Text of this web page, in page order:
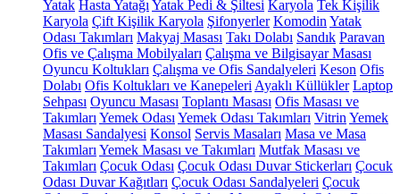
Yatak Hasta Yatağı Yatak Pedi & Şiltesi Karyola Tek Kişilik
Karyola Çift Kişilik Karyola Şifonyerler Komodin Yatak
Odası Takımları Makyaj Masası Takı Dolabı Sandık Paravan
Ofis ve Çalışma Mobilyaları Çalışma ve Bilgisayar Masası
Oyuncu Koltukları Çalışma ve Ofis Sandalyeleri Keson Ofis
Dolabı Ofis Koltukları ve Kanepeleri Ayaklı Küllükler Laptop
Sehpası Oyuncu Masası Toplantı Masası Ofis Masası ve
Takımları Yemek Odası Yemek Odası Takımları Vitrin Yemek
Masası Sandalyesi Konsol Servis Masaları Masa ve Masa
Takımları Yemek Masası ve Takımları Mutfak Masası ve
Takımları Çocuk Odası Çocuk Odası Duvar Stickerları Çocuk
Odası Duvar Kağıtları Çocuk Odası Sandalyeleri Çocuk